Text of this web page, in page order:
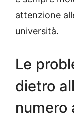
attenzione
università.
Le
dietro
numero